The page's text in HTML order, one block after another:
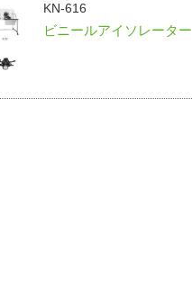
KN-616
ビニールアイソレーター